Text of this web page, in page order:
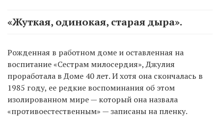
«Жуткая, одинокая, старая дыра».
Рожденная в работном доме и оставленная на
воспитание «Сестрам милосердия», Джулия
проработала в Доме 40 лет. И хотя она скончалась в
1985 году, ее редкие воспоминания об этом
изолированном мире — который она назвала
«противоестественным» — записаны на пленку.